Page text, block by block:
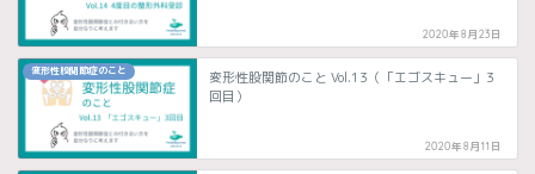
2020年8月23日
変形性股関節症のこと
変形性股関節のこと Vol.13（「エゴスキュー」3
回目）
2020年8月11日